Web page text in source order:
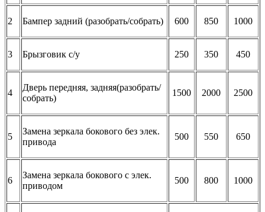
2 Бампер задний (разобрать/собрать) 600 850 1000
3 Брызговик с/у 250 350 450
4
Дверь передняя, задняя(разобрать/
собрать)
1500 2000 2500
5
Замена зеркала бокового без элек.
привода
500 550 650
6
Замена зеркала бокового с элек.
приводом
500 800 1000